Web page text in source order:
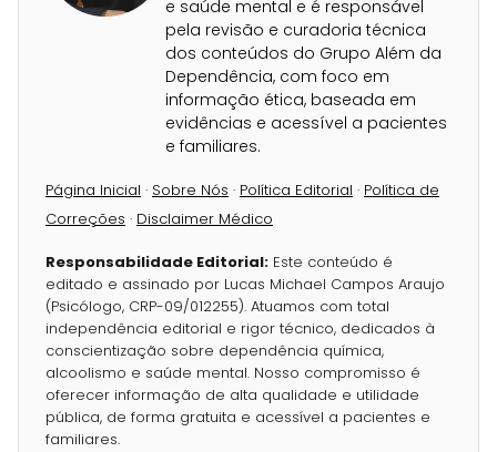
e saúde mental e é responsável
pela revisão e curadoria técnica
dos conteúdos do Grupo Além da
Dependência, com foco em
informação ética, baseada em
evidências e acessível a pacientes
e familiares.
Página Inicial · Sobre Nós · Política Editorial · Política de
Correções · Disclaimer Médico
Responsabilidade Editorial: Este conteúdo é
editado e assinado por Lucas Michael Campos Araujo
(Psicólogo, CRP-09/012255). Atuamos com total
independência editorial e rigor técnico, dedicados à
conscientização sobre dependência química,
alcoolismo e saúde mental. Nosso compromisso é
oferecer informação de alta qualidade e utilidade
pública, de forma gratuita e acessível a pacientes e
familiares.